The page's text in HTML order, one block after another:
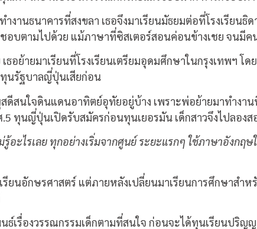
ำงานธนาคารที่สงขลา เธอจึงมาเรียนมัธยมต่อที่โรงเรียน
อบตามไปด้วย แม้ภาษาที่ซิสเตอร์สอนค่อนข้างเชย จนมี
ธอย้ายมาเรียนที่โรงเรียนเตรียมอุดมศึกษาในกรุงเทพฯ
นรัฐบาลญี่ปุ่นเสียก่อน
สดีสนใจดินแดนอาทิตย์อุทัยอยู่บ้าง เพราะพ่อย้ายมาทำ
ทุนญี่ปุ่นเปิดรับสมัครก่อนทุนเยอรมัน เด็กสาวจึงไปลอง
อะไรเลย ทุกอย่างเริ่มจากศูนย์ ระยะแรกๆ ใช้ภาษาอังกฤ
รียนอักษรศาสตร์ แต่ภายหลังเปลี่ยนมาเรียนการศึกษาส
ธ์เรื่องวรรณกรรมเด็กตามที่สนใจ ก่อนจะได้ทุนเรียนปริ